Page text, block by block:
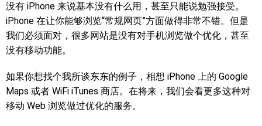
没有 iPhone 来说基本没有什么用，甚至只能说勉强接受。
iPhone 在让你能够浏览“常规网页”方面做得非常不错。但是
我们必须面对，很多网站是没有对手机浏览做个优化，甚至
没有移动功能。
如果你想找个我所谈东东的例子，相想 iPhone 上的 Google
Maps 或者 WiFi iTunes 商店。在将来，我们会看更多这种对
移动 Web 浏览做过优化的服务。